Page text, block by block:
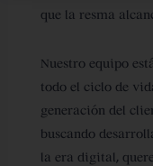
que la resma
Nuestro equipo
todo el ciclo de
generación del
buscando
la era digital,